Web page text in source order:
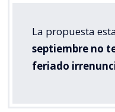
La propuesta
septiembre no
feriado